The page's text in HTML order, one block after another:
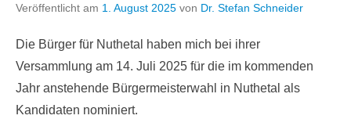
Veröffentlicht am 1. August 2025 von Dr. Stefan Schneider
Die Bürger für Nuthetal haben mich bei ihrer
Versammlung am 14. Juli 2025 für die im kommenden
Jahr anstehende Bürgermeisterwahl in Nuthetal als
Kandidaten nominiert.